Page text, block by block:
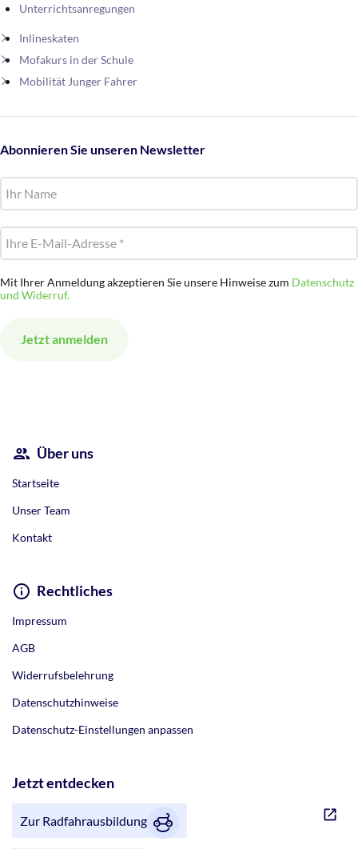
Unterrichtsanregungen
Inlineskaten
Mofakurs in der Schule
Mobilität Junger Fahrer
Abonnieren Sie unseren Newsletter
Mit Ihrer Anmeldung akzeptieren Sie unsere Hinweise zum Datenschutz
und Widerruf.
Über uns
Startseite
Unser Team
Kontakt
Rechtliches
Impressum
AGB
Widerrufsbelehrung
Datenschutzhinweise
Datenschutz-Einstellungen anpassen
Jetzt entdecken
Zur Radfahrausbildung